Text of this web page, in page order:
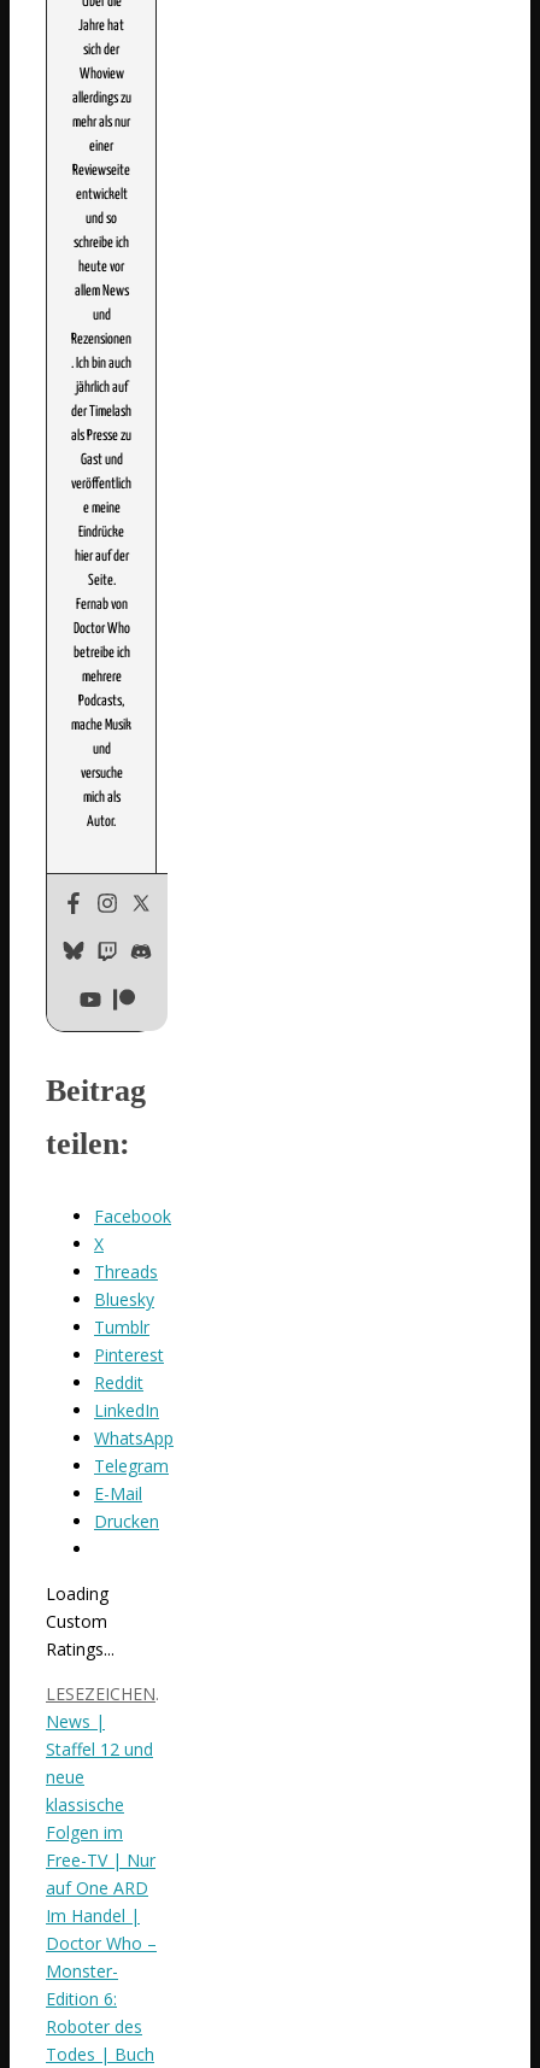
Jahre hat
sich der
Whoview
allerdings zu
mehr als nur
einer
Reviewseite
entwickelt
und so
schreibe ich
heute vor
allem News
und
Rezensionen
. Ich bin auch
jährlich auf
der Timelash
als Presse zu
Gast und
veröffentlich
e meine
Eindrücke
hier auf der
Seite.
Fernab von
Doctor Who
betreibe ich
mehrere
Podcasts,
mache Musik
und
versuche
mich als
Autor.
Beitrag
teilen:
Facebook
X
Threads
Bluesky
Tumblr
Pinterest
Reddit
LinkedIn
WhatsApp
Telegram
E-Mail
Drucken
Loading
Custom
Ratings...
LESEZEICHEN.
News |
Staffel 12 und
neue
klassische
Folgen im
Free-TV | Nur
auf One ARD
Im Handel |
Doctor Who –
Monster-
Edition 6:
Roboter des
Todes | Buch